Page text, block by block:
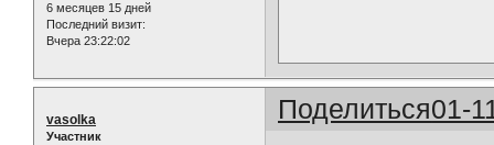
6 месяцев 15 дней
Последний визит:
Вчера 23:22:02
Поделиться01-
vasolka
Участник